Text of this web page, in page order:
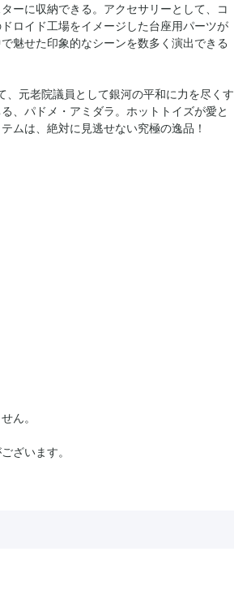
ーに収納できる。アクセサリーとして、コ
ロイド工場をイメージした台座用パーツが
魅せた印象的なシーンを数多く演出できる
、元老院議員として銀河の平和に力を尽くす
、パドメ・アミダラ。ホットトイズが愛と
ムは、絶対に見逃せない究極の逸品！
ん。
ざいます。